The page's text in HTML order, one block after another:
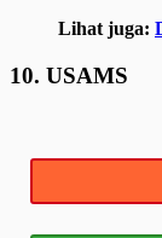
Lihat juga:
10. USAMS